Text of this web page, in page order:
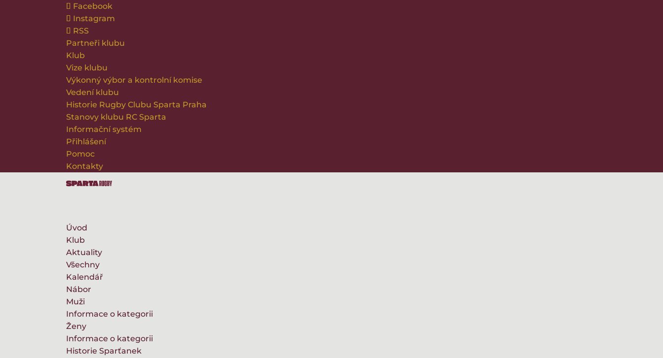
Facebook
Instagram
RSS
Partneři klubu
Klub
Vize klubu
Výkonný výbor a kontrolní komise
Vedení klubu
Historie Rugby Clubu Sparta Praha
Stanovy klubu RC Sparta
Informační systém
Přihlášení
Pomoc
Kontakty
Úvod
Klub
Aktuality
Všechny
Kalendář
Nábor
Muži
Informace o kategorii
Ženy
Informace o kategorii
Historie Sparťanek